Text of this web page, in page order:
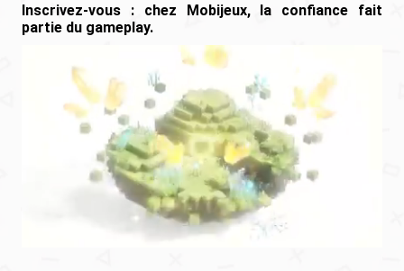
Inscrivez-vous : chez Mobijeux, la confiance fait
partie du gameplay.